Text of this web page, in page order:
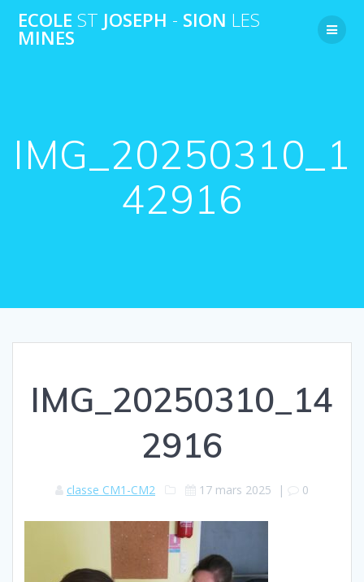
au
ECOLE ST JOSEPH - SION LES
MINES
IMG_20250310_1
42916
IMG_20250310_14
2916
classe CM1-CM2 17 mars 2025 | 0